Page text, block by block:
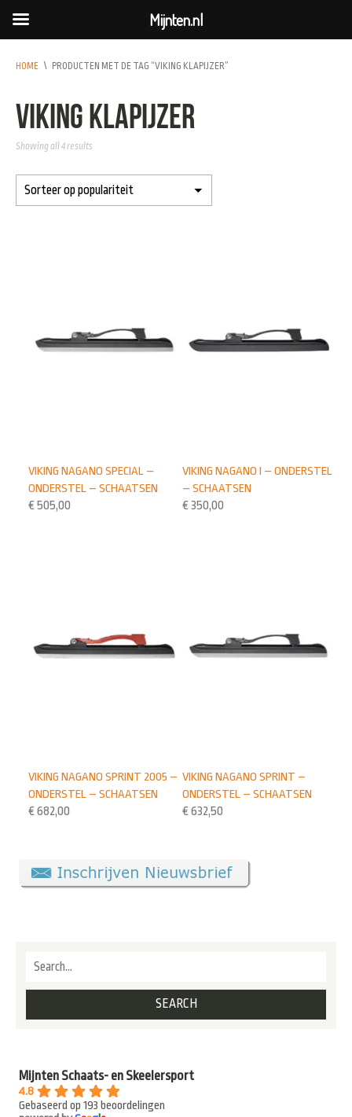
HOME \ PRODUCTEN MET DE TAG “VIKING KLAPIJZER”
Viking Klapijzer
Showing all 4 results
VIKING NAGANO I – ONDERSTEL
– SCHAATSEN
€ 350,00
VIKING NAGANO SPECIAL –
ONDERSTEL – SCHAATSEN
€ 505,00
VIKING NAGANO SPRINT –
ONDERSTEL – SCHAATSEN
€ 632,50
VIKING NAGANO SPRINT 2005 –
ONDERSTEL – SCHAATSEN
€ 682,00
Mijnten Schaats- en Skeelersport
4.8
Gebaseerd op 193 beoordelingen
Mijnten.nl